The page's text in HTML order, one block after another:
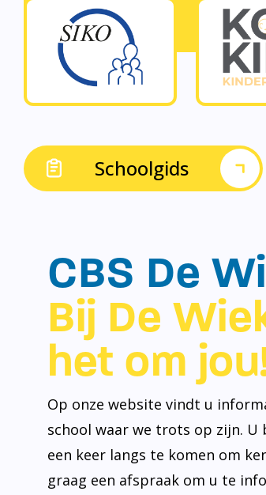
Schoolgids
CBS De
Bij De
het om
Op onze website vindt u
school waar we trots op zijn.
een keer langs te komen om
graag een afspraak om u te